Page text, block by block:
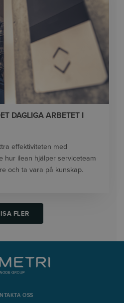
DAGLIGA ARBETET I
effektiviteten med
hur ilean hjälper serviceteam
och ta vara på kunskap.
FLER
OSS